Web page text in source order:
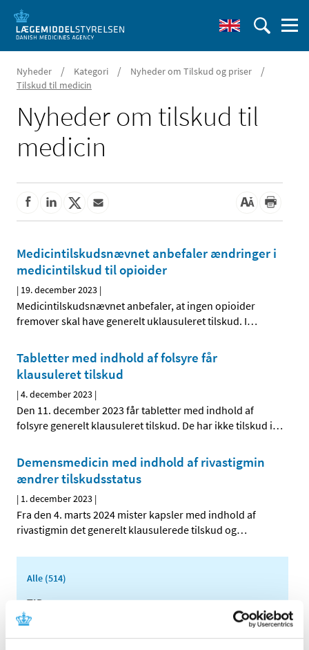
Nyheder / Kategori / Nyheder om Tilskud og priser /
Tilskud til medicin
Nyheder om tilskud til
medicin
Medicintilskudsnævnet anbefaler ændringer i
medicintilskud til opioider
| 19. december 2023 |
Medicintilskudsnævnet anbefaler, at ingen opioider
fremover skal have generelt uklausuleret tilskud. I…
Tabletter med indhold af folsyre får
klausuleret tilskud
|4. december 2023 |
Den 11. december 2023 får tabletter med indhold af
folsyre generelt klausuleret tilskud. De har ikke tilskud i…
Demensmedicin med indhold af rivastigmin
ændrer tilskudsstatus
| 1. december 2023 |
Fra den 4. marts 2024 mister kapsler med indhold af
rivastigmin det generelt klausulerede tilskud og…
Alle (514)
TID
2026 (22)
2025 (13)